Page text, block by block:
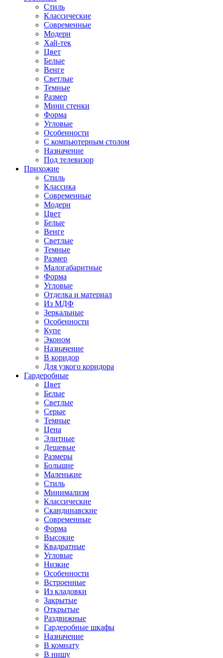
Стиль
Классические
Современные
Модерн
Хай-тек
Цвет
Белые
Венге
Светлые
Темные
Размер
Мини стенки
Форма
Угловые
Особенности
С компьютерным столом
Назначение
Под телевизор
Прихожие
Стиль
Классика
Современные
Модерн
Цвет
Белые
Венге
Светлые
Темные
Размер
Малогабаритные
Форма
Угловые
Отделка и материал
Из МДФ
Зеркальные
Особенности
Купе
Эконом
Назначение
В коридор
Для узкого коридора
Гардеробные
Цвет
Белые
Светлые
Серые
Темные
Цена
Элитные
Дешевые
Размеры
Большие
Маленькие
Стиль
Минимализм
Классические
Скандинавские
Современные
Форма
Высокие
Квадратные
Угловые
Низкие
Особенности
Встроенные
Из кладовки
Закрытые
Открытые
Раздвижные
Гардеробные шкафы
Назначение
В комнату
В нишу